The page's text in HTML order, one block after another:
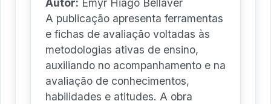
Autor: Emyr Hiago Bellaver
A publicação apresenta ferramentas
e fichas de avaliação voltadas às
metodologias ativas de ensino,
auxiliando no acompanhamento e na
avaliação de conhecimentos,
habilidades e atitudes. A obra